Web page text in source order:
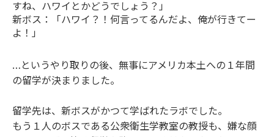
すね、ハワイとかどうでしょう？」
新ボス：「ハワイ？！何言ってるんだよ、俺が行きてー
よ！」
…というやり取りの後、無事にアメリカ本土への１年間
の留学が決まりました。
留学先は、新ボスがかつて学ばれたラボでした。
もう１人のボスである公衆衛生学教室の教授も、嫌な顔